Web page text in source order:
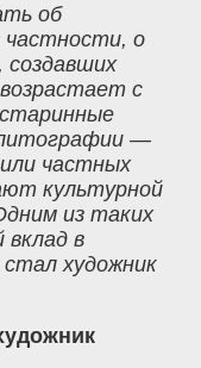
об
частности, о
создавших
с
литографии —
частных
культурной
из таких
в
стал художник